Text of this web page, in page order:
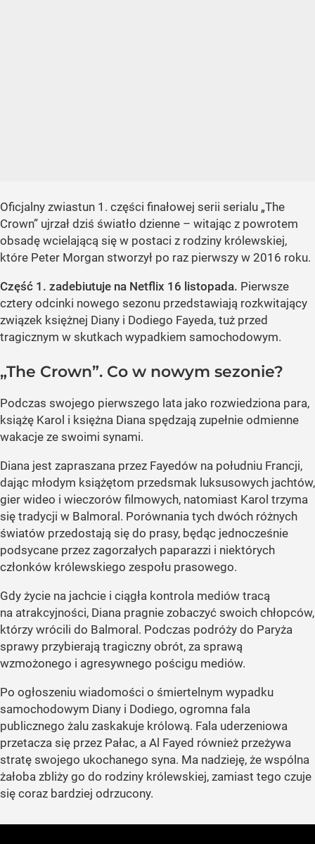
Oficjalny zwiastun 1. części finałowej serii serialu „The
Crown” ujrzał dziś światło dzienne – witając z powrotem
obsadę wcielającą się w postaci z rodziny królewskiej,
które Peter Morgan stworzył po raz pierwszy w 2016 roku.
Część 1. zadebiutuje na Netflix 16 listopada. Pierwsze
cztery odcinki nowego sezonu przedstawiają rozkwitający
związek księżnej Diany i Dodiego Fayeda, tuż przed
tragicznym w skutkach wypadkiem samochodowym.
„The Crown”. Co w nowym sezonie?
Podczas swojego pierwszego lata jako rozwiedziona para,
książę Karol i księżna Diana spędzają zupełnie odmienne
wakacje ze swoimi synami.
Diana jest zapraszana przez Fayedów na południu Francji,
dając młodym książętom przedsmak luksusowych jachtów,
gier wideo i wieczorów filmowych, natomiast Karol trzyma
się tradycji w Balmoral. Porównania tych dwóch różnych
światów przedostają się do prasy, będąc jednocześnie
podsycane przez zagorzałych paparazzi i niektórych
członków królewskiego zespołu prasowego.
Gdy życie na jachcie i ciągła kontrola mediów tracą
na atrakcyjności, Diana pragnie zobaczyć swoich chłopców,
którzy wrócili do Balmoral. Podczas podróży do Paryża
sprawy przybierają tragiczny obrót, za sprawą
wzmożonego i agresywnego pościgu mediów.
Po ogłoszeniu wiadomości o śmiertelnym wypadku
samochodowym Diany i Dodiego, ogromna fala
publicznego żalu zaskakuje królową. Fala uderzeniowa
przetacza się przez Pałac, a Al Fayed również przeżywa
stratę swojego ukochanego syna. Ma nadzieję, że wspólna
żałoba zbliży go do rodziny królewskiej, zamiast tego czuje
się coraz bardziej odrzucony.